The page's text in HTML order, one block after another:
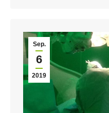
Sep.
6
2019